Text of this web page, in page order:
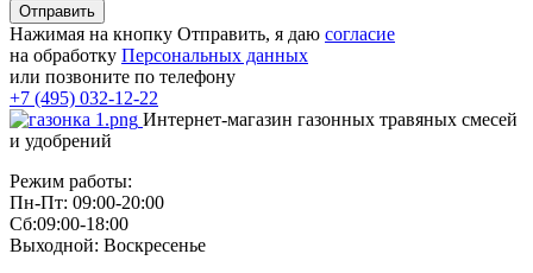
Отправить
Нажимая на кнопку Отправить, я даю согласие
на обработку Персональных данных
или позвоните по телефону
+7 (495) 032-12-22
Интернет-магазин газонных травяных смесей
и удобрений
Режим работы:
Пн-Пт: 09:00-20:00
Сб:09:00-18:00
Выходной: Воскресенье